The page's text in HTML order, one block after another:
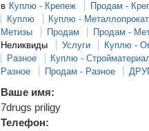
в Куплю - Крепеж
Продам -
Куплю
Куплю - Металлопрокат
Метизы
Продам
Продам -
Неликвиды
Услуги
Куплю -
Разное
Куплю -
Разное
Продам - Разное
Ваше имя:
7drugs priligy
Телефон: